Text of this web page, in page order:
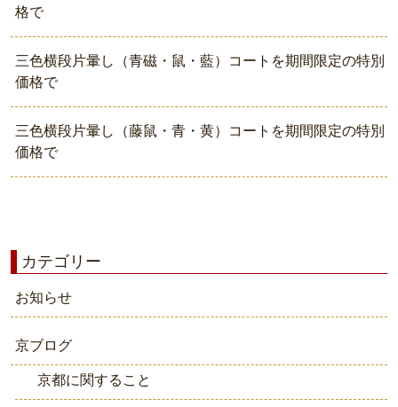
格で
三色横段片暈し（青磁・鼠・藍）コートを期間限定の特別
価格で
三色横段片暈し（藤鼠・青・黄）コートを期間限定の特別
価格で
カテゴリー
お知らせ
京ブログ
京都に関すること